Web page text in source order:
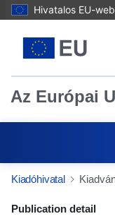
Hivatalos EU-
Az Európai
Kiadóhivatal
Publication
Publication detail